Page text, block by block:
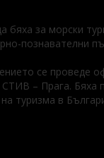
за морски
познавателни
се проведе
– Прага. Бяха
туризма в